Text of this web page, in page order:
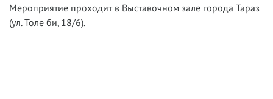
Мероприятие проходит в Выставочном зале города Тараз
(ул. Толе би, 18/6).